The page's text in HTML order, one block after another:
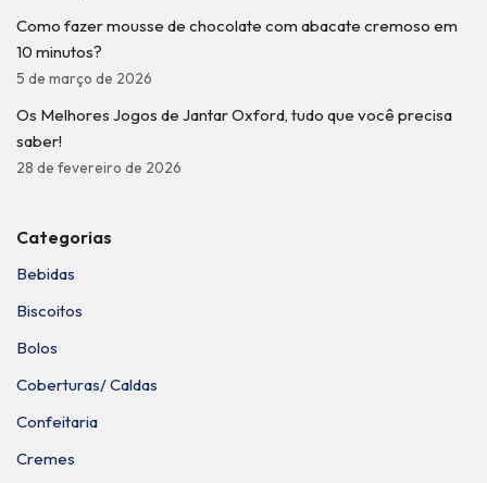
Como fazer mousse de chocolate com abacate cremoso em
10 minutos?
5 de março de 2026
Os Melhores Jogos de Jantar Oxford, tudo que você precisa
saber!
28 de fevereiro de 2026
Categorias
Bebidas
Biscoitos
Bolos
Coberturas/ Caldas
Confeitaria
Cremes